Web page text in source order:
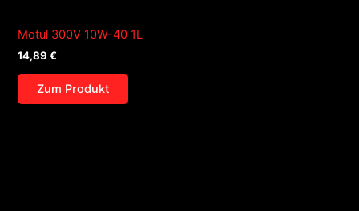
Motul 300V 10W-40 1L
14,89€
Zum Produkt